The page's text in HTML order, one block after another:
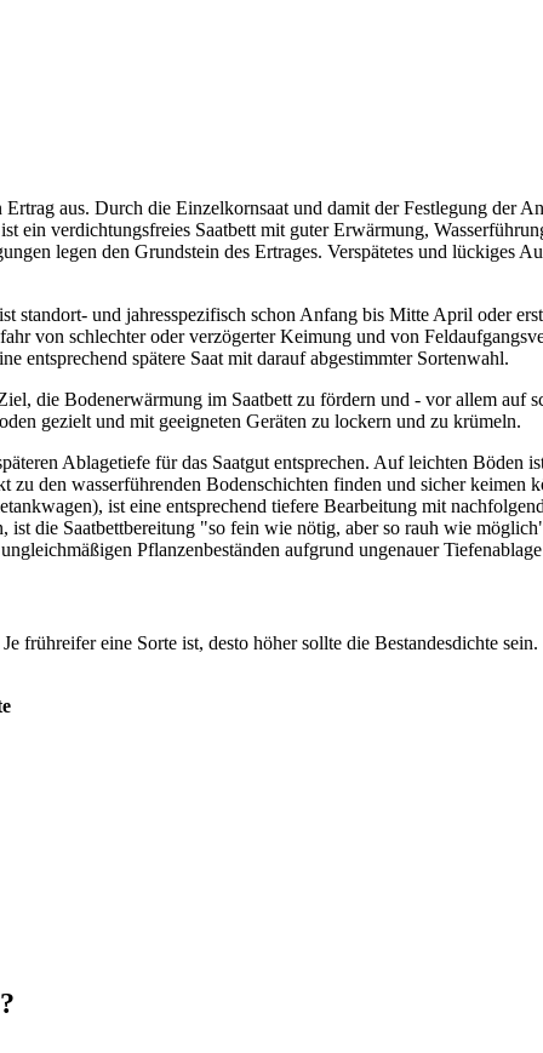
aus. Durch die Einzelkornsaat und damit der Festlegung der
ein verdichtungsfreies Saatbett mit guter Erwärmung,
legen den Grundstein des Ertrages. Verspätetes und lückiges
standort- und jahresspezifisch schon Anfang bis Mitte April oder
von schlechter oder verzögerter Keimung und von
entsprechend spätere Saat mit darauf abgestimmter Sortenwahl.
die Bodenerwärmung im Saatbett zu fördern und - vor allem auf
gezielt und mit geeigneten Geräten zu lockern und zu krümeln.
Ablagetiefe für das Saatgut entsprechen. Auf leichten Böden
zu den wasserführenden Bodenschichten finden und sicher
ist eine entsprechend tiefere Bearbeitung mit
die Saatbettbereitung "so fein wie nötig, aber so rauh wie
Pflanzenbeständen aufgrund ungenauer
frühreifer eine Sorte ist, desto höher sollte die Bestandesdichte